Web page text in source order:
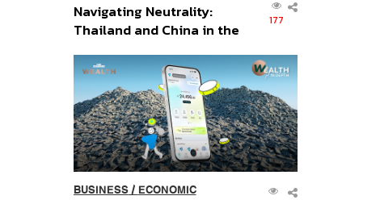
Navigating Neutrality:
Thailand and China in the
Order
177
BUSINESS/ ECONOMIC